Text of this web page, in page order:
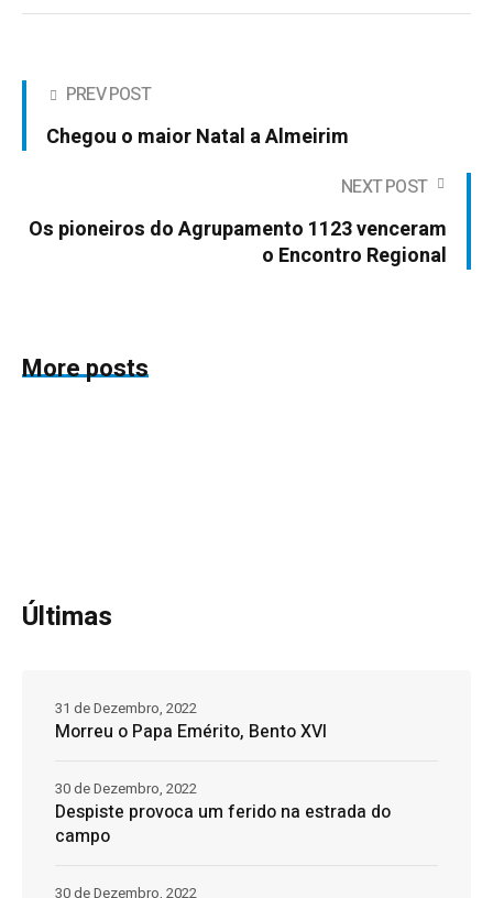
PREV POST
Chegou o maior Natal a Almeirim
NEXT POST
Os pioneiros do Agrupamento 1123 venceram
o Encontro Regional
More posts
Últimas
Morreu o Papa Emérito, Bento XVI
31 de Dezembro, 2022
Despiste provoca um ferido na estrada do
campo
30 de Dezembro, 2022
30 de Dezembro, 2022